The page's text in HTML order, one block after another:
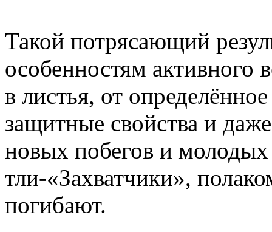
Такой потрясающий
особенностям активного
в листья, от
защитные свойства и
новых побегов и молодых
тли-«Захватчики»,
погибают.